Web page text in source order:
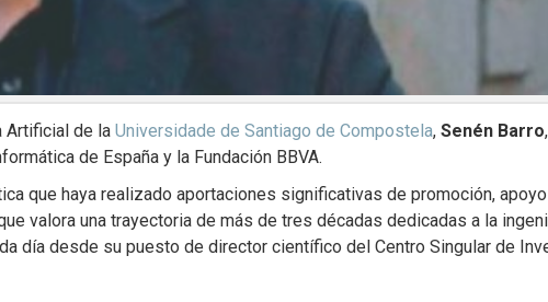
Artificial de la Universidade de Santiago de Compostela, Senén Barro
de España y la Fundación BBVA.
que haya realizado aportaciones significativas de promoción,
valora una trayectoria de más de tres décadas dedicadas a la
día desde su puesto de director científico del Centro Singular de